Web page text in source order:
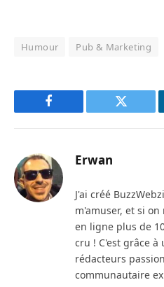
Humour Pub & Marketing
Facebook Twitter
Erwan
J'ai créé
m'amuser, et si
en ligne plus de
cru ! C'est grâce
rédacteurs
communautaire